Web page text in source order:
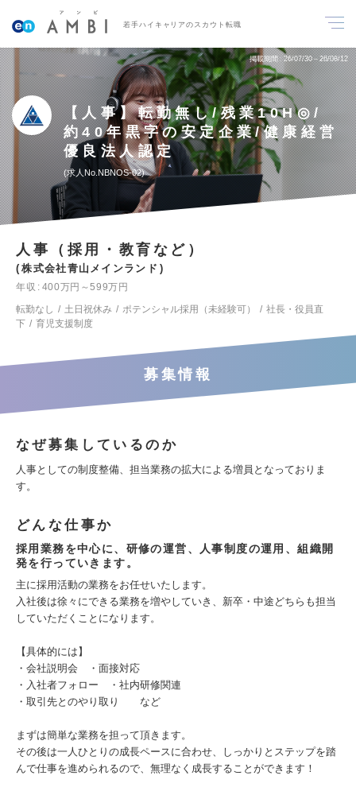
若手ハイキャリアのスカウト転職
掲載期間 26/07/30～26/08/12
【人事】転勤無し/残業10H◎/
約40年黒字の安定企業/健康経営
優良法人認定
求人No.NBNOS-02
人事（採用・教育など）
株式会社青山メインランド
年収
400万円～599万円
転勤なし
土日祝休み ポテンシャル採用（未経験可）
社長・役員直
下
育児支援制度
募集情報
なぜ募集しているのか
人事としての制度整備、担当業務の拡大による増員となっておりま
す。
どんな仕事か
採用業務を中心に、研修の運営、人事制度の運用、組織開
発を行っていきます。
主に採用活動の業務をお任せいたします。
入社後は徐々にできる業務を増やしていき、新卒・中途どちらも担当
していただくことになります。
【具体的には】
・会社説明会 ・面接対応
・入社者フォロー ・社内研修関連
・取引先とのやり取り など
まずは簡単な業務を担って頂きます。
その後は一人ひとりの成長ペースに合わせ、しっかりとステップを踏
んで仕事を進められるので、無理なく成長することができます！